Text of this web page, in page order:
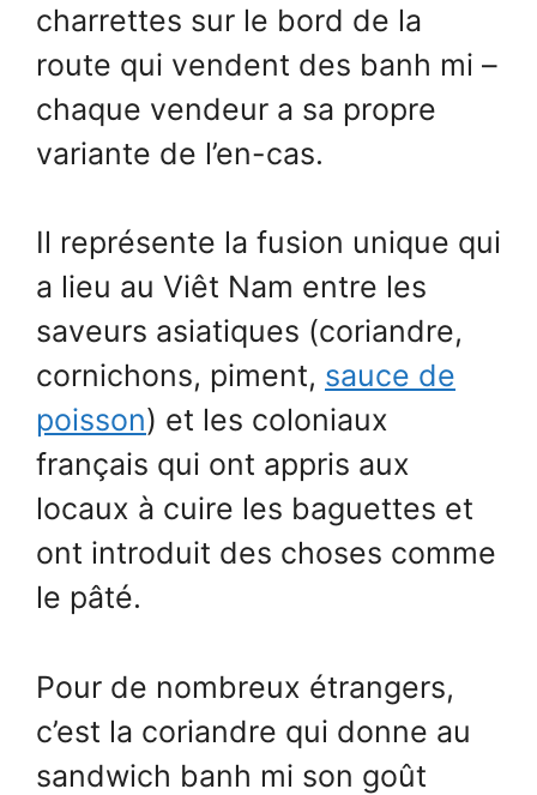
charrettes sur le bord de la
route qui vendent des banh mi –
chaque vendeur a sa propre
variante de l’en-cas.
Il représente la fusion unique qui
a lieu au Viêt Nam entre les
saveurs asiatiques (coriandre,
cornichons, piment, sauce de
poisson) et les coloniaux
français qui ont appris aux
locaux à cuire les baguettes et
ont introduit des choses comme
le pâté.
Pour de nombreux étrangers,
c’est la coriandre qui donne au
sandwich banh mi son goût